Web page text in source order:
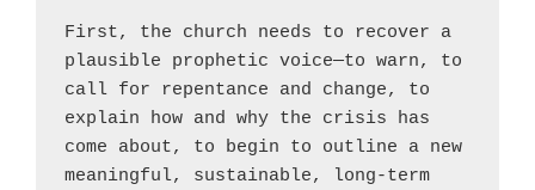
First, the church needs to recover a
plausible prophetic voice—to warn, to
call for repentance and change, to
explain how and why the crisis has
come about, to begin to outline a new
meaningful, sustainable, long-term